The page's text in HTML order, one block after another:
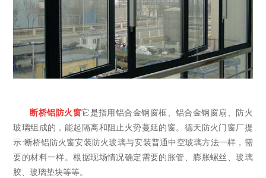
断桥铝防火窗它是指用铝合金钢窗框、铝合金钢窗扇、防火
玻璃组成的，能起隔离和阻止火势蔓延的窗。德天防火门窗厂提
示:断桥铝防火窗安装防火玻璃与安装普通中空玻璃方法一样，需
要的材料一样。根据现场情况确定需要的胀管、膨胀螺丝、玻璃
胶、玻璃垫块等等。